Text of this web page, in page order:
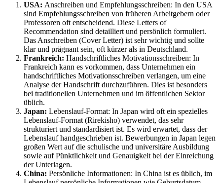
USA: Anschreiben und Empfehlungsschreiben: In den USA
sind Empfehlungsschreiben von früheren Arbeitgebern oder
Professoren oft entscheidend. Diese Letters of
Recommendation sind detailliert und persönlich formuliert.
Das Anschreiben (Cover Letter) ist sehr wichtig und sollte
klar und prägnant sein, oft kürzer als in Deutschland.
Frankreich: Handschriftliches Motivationsschreiben: In
Frankreich kann es vorkommen, dass Unternehmen ein
handschriftliches Motivationsschreiben verlangen, um eine
Analyse der Handschrift durchzuführen. Dies ist besonders
bei traditionellen Unternehmen und im öffentlichen Sektor
üblich.
Japan: Lebenslauf-Format: In Japan wird oft ein spezielles
Lebenslauf-Format (Rirekisho) verwendet, das sehr
strukturiert und standardisiert ist. Es wird erwartet, dass der
Lebenslauf handgeschrieben ist. Bewerbungen in Japan legen
großen Wert auf die schulische und universitäre Ausbildung
sowie auf Pünktlichkeit und Genauigkeit bei der Einreichung
der Unterlagen.
China: Persönliche Informationen: In China ist es üblich, im